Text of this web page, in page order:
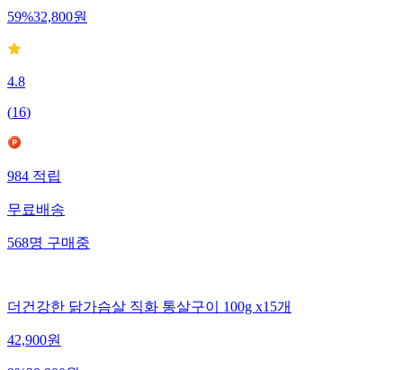
59%32,800원
4.8
(16)
984적립
무료배송
568명구매중
더건강한 닭가슴살 직화 통살구이 100g x15개
42,900원